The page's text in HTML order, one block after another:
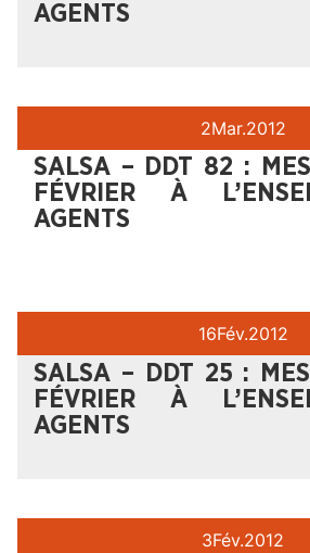
AGENTS
2Mar.2012
SALSA – DDT 82 :
FÉVRIER À
AGENTS
16Fév.2012
SALSA – DDT 25 :
FÉVRIER À
AGENTS
3Fév.2012